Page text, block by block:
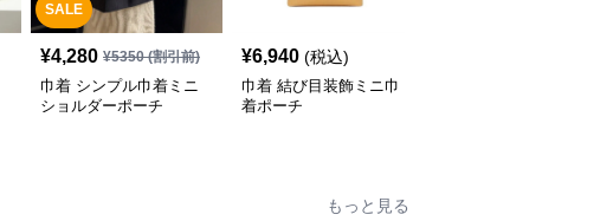
SALE
¥4,280 ¥5350(割引前)
巾着 シンプル巾着ミニ
ショルダーポーチ
¥6,940 (税込)
巾着 結び目装飾ミニ巾
着ポーチ
もっと見る